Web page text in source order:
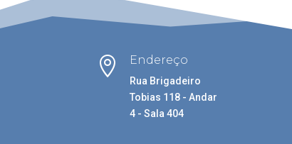
:
 Endereço
Rua Brigadeiro
Tobias 118 - Andar
4 - Sala 404